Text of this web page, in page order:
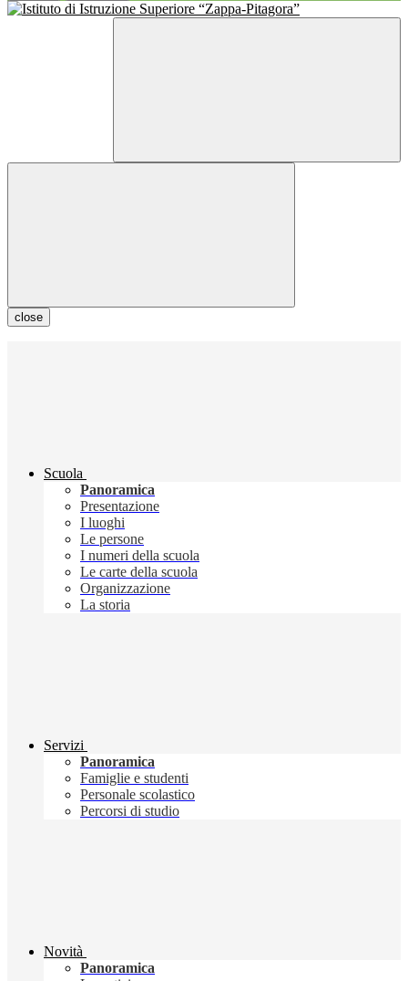
close
Scuola
Panoramica
Presentazione
I luoghi
Le persone
I numeri della scuola
Le carte della scuola
Organizzazione
La storia
Servizi
Panoramica
Famiglie e studenti
Personale scolastico
Percorsi di studio
Novità
Panoramica